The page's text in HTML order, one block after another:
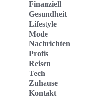
Finanziell
Gesundheit
Lifestyle
Mode
Nachrichten
Profis
Reisen
Tech
Zuhause
Kontakt